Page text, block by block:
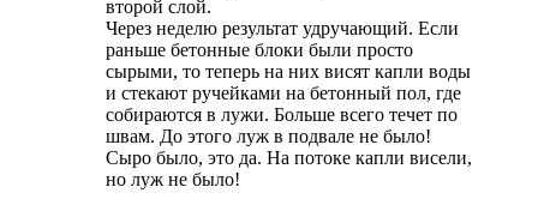
второй слой.
Через неделю результат удручающий. Если
раньше бетонные блоки были просто
сырыми, то теперь на них висят капли воды
и стекают ручейками на бетонный пол, где
собираются в лужи. Больше всего течет по
швам. До этого луж в подвале не было!
Сыро было, это да. На потоке капли висели,
но луж не было!